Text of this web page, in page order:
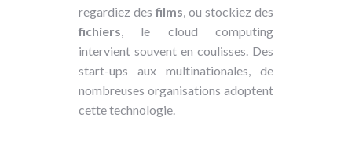
regardiez desfilms, ou stockiez des
fichiers, le cloud computing
intervient souvent en coulisses. Des
start-ups aux multinationales, de
nombreuses organisations adoptent
cette technologie.